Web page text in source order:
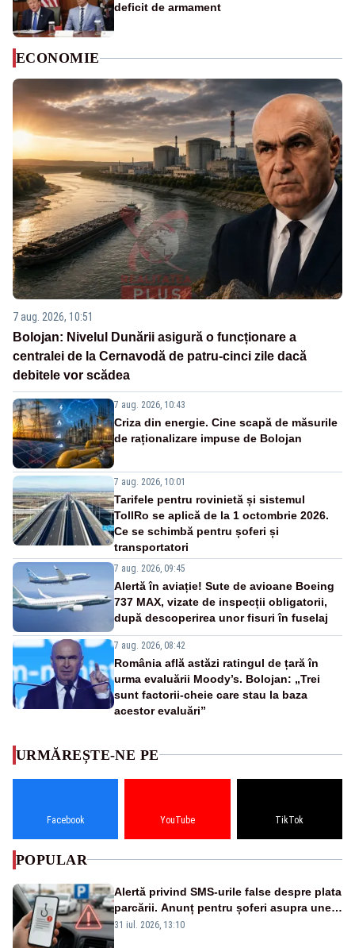
deficit de armament
ECONOMIE
7 aug. 2026, 10:51
Bolojan: Nivelul Dunării asigură o funcționare a
centralei de la Cernavodă de patru-cinci zile dacă
debitele vor scădea
7 aug. 2026, 10:43
Criza din energie. Cine scapă de măsurile
de raționalizare impuse de Bolojan
7 aug. 2026, 10:01
Tarifele pentru rovinietă și sistemul
TollRo se aplică de la 1 octombrie 2026.
Ce se schimbă pentru șoferi și
transportatori
7 aug. 2026, 09:45
Alertă în aviație! Sute de avioane Boeing
737 MAX, vizate de inspecții obligatorii,
după descoperirea unor fisuri în fuselaj
7 aug. 2026, 08:42
România află astăzi ratingul de țară în
urma evaluării Moody’s. Bolojan: „Trei
sunt factorii-cheie care stau la baza
acestor evaluări”
URMĂREȘTE-NE PE
Facebook YouTube TikTok
POPULAR
Alertă privind SMS-urile false despre plata
parcării. Anunț pentru șoferi asupra unei
noi metode de fraudă online
31 iul. 2026, 13:10